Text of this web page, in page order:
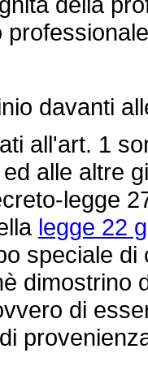
davanti
all'art. 1
alle altre
legge
legge 22
speciale
dimostrino
di